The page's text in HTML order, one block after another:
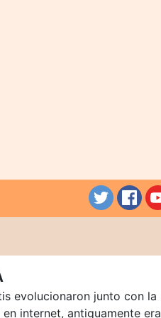
evolucionaron junto con la
internet, antiguamente era